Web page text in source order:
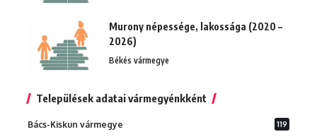
Murony népessége, lakossága (2020 –
2026)
Békés vármegye
Települések adatai vármegyénkként
Bács-Kiskun vármegye 119